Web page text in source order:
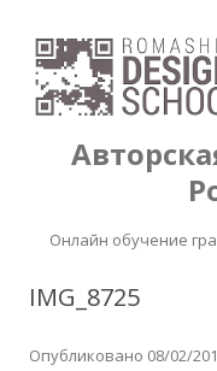
Онлайн обучение
IMG_8725
Опубликовано 08/02/